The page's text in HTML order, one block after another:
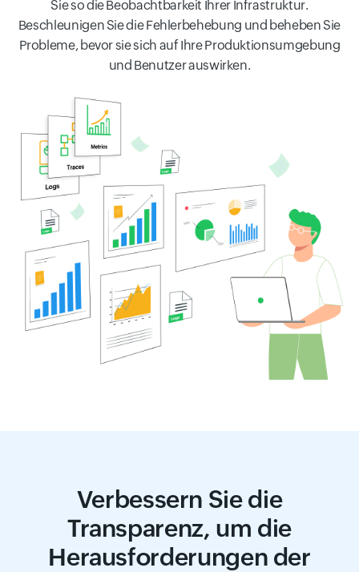
Sie so die Beobachtbarkeit Ihrer Infrastruktur.
Beschleunigen Sie die Fehlerbehebung und beheben Sie
Probleme, bevor sie sich auf Ihre Produktionsumgebung
und Benutzer auswirken.
Verbessern Sie die
Transparenz, um die
Herausforderungen der